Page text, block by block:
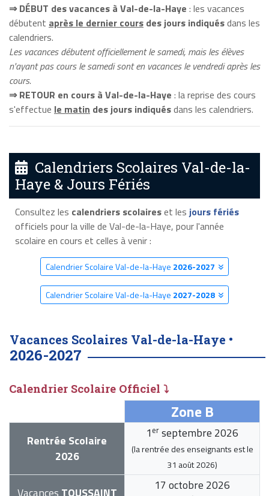
⇒ DÉBUT des vacances à Val-de-la-Haye : les vacances
débutent après le dernier cours des jours indiquésdans les
calendriers.
Les vacances débutent officiellement le samedi, mais les élèves
n'ayant pas cours le samedi sont en vacances le vendredi après les
cours.
⇒ RETOUR en cours à Val-de-la-Haye : la reprise des cours
s'effectue le matin des jours indiquésdans les calendriers.
Calendriers Scolaires Val-de-la-
Haye & Jours Fériés
Consultez les calendriers scolaireset les jours fériés
officiels pour la ville de Val-de-la-Haye, pour l'année
scolaire en cours et celles à venir :
Calendrier Scolaire Val-de-la-Haye 2026-2027
Calendrier Scolaire Val-de-la-Haye 2027-2028
Vacances Scolaires Val-de-la-Haye •
2026-2027
Calendrier Scolaire Officiel ⤵
Zone B
Rentrée Scolaire
2026
1 er septembre 2026
(la rentrée des enseignants est le
31 août 2026)
17 octobre 2026